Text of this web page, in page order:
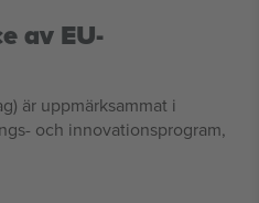
av EU-
är uppmärksammat i
och innovationsprogram,